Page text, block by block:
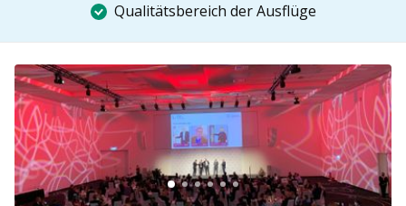
Qualitätsbereich der Ausflüge